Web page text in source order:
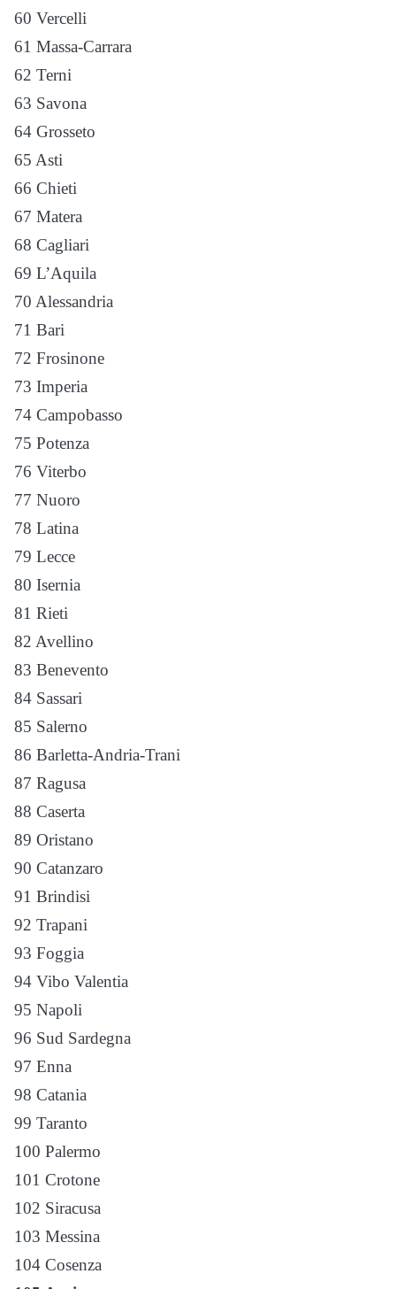
60 Vercelli
61 Massa-Carrara
62 Terni
63 Savona
64 Grosseto
65 Asti
66 Chieti
67 Matera
68 Cagliari
69 L’Aquila
70 Alessandria
71 Bari
72 Frosinone
73 Imperia
74 Campobasso
75 Potenza
76 Viterbo
77 Nuoro
78 Latina
79 Lecce
80 Isernia
81 Rieti
82 Avellino
83 Benevento
84 Sassari
85 Salerno
86 Barletta-Andria-Trani
87 Ragusa
88 Caserta
89 Oristano
90 Catanzaro
91 Brindisi
92 Trapani
93 Foggia
94 Vibo Valentia
95 Napoli
96 Sud Sardegna
97 Enna
98 Catania
99 Taranto
100 Palermo
101 Crotone
102 Siracusa
103 Messina
104 Cosenza